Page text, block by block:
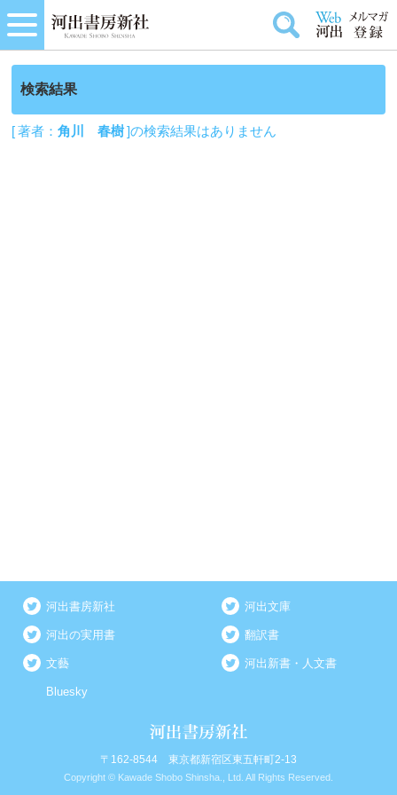
検索結果
[ 著者：角川 春樹]の検索結果はありません
河出書房新社 河出文庫
河出の実用書 翻訳書
文藝 河出新書・人文書
Bluesky
〒162-8544 東京都新宿区東五軒町2-13
Copyright © Kawade Shobo Shinsha., Ltd. All Rights Reserved.